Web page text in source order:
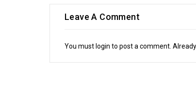
Leave A Comment
You must login to post a comment.